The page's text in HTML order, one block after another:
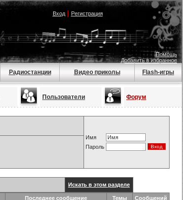
Вход| Регистрация
Помощь
Добавить в избранное
Радиостанции Видео приколы Flash-игры
Пользователи Форум
Имя
Пароль
Искать в этом разделе
Последнее сообщение Темы Сообщений